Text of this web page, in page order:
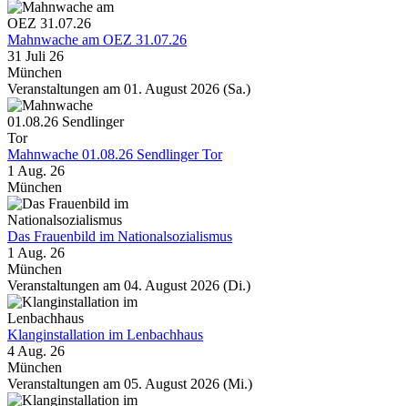
Mahnwache am OEZ 31.07.26
31 Juli 26
München
Veranstaltungen am 01. August 2026 (Sa.)
Mahnwache 01.08.26 Sendlinger Tor
1 Aug. 26
München
Das Frauenbild im Nationalsozialismus
1 Aug. 26
München
Veranstaltungen am 04. August 2026 (Di.)
Klanginstallation im Lenbachhaus
4 Aug. 26
München
Veranstaltungen am 05. August 2026 (Mi.)